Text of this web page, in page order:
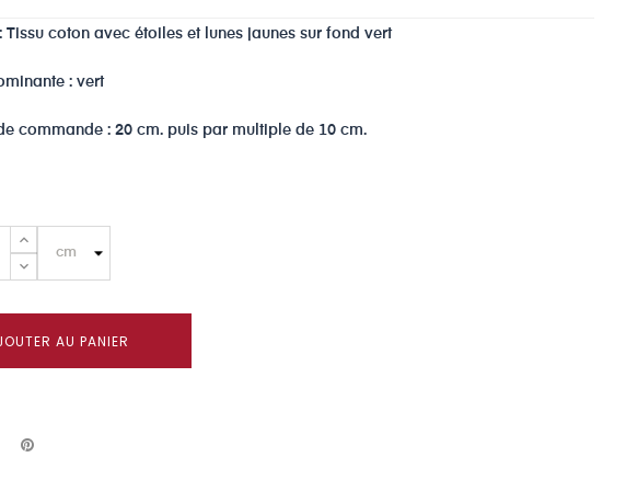
Tissu coton avec étoiles et lunes jaunes sur fond vert
: vert
commande : 20 cm. puis par multiple de 10 cm.
AU PANIER